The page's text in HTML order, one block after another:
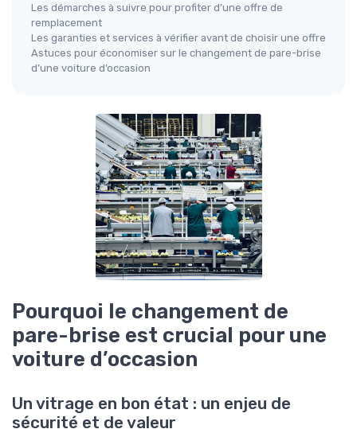
Les démarches à suivre pour profiter d’une offre de
remplacement
Les garanties et services à vérifier avant de choisir une offre
Astuces pour économiser sur le changement de pare-brise
d’une voiture d’occasion
Pourquoi le changement de
pare-brise est crucial pour une
voiture d’occasion
Un vitrage en bon état : un enjeu de
sécurité et de valeur